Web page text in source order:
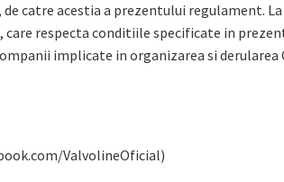
catre acestia a prezentului regulament. La
care respecta conditiile specificate in
implicate in organizarea si derularea
ValvolineOficial)